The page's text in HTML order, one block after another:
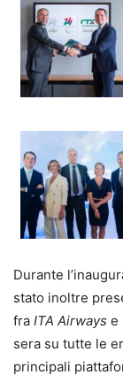
Durante
stato inoltre
fra ITA Airways e
sera su tutte le
principali